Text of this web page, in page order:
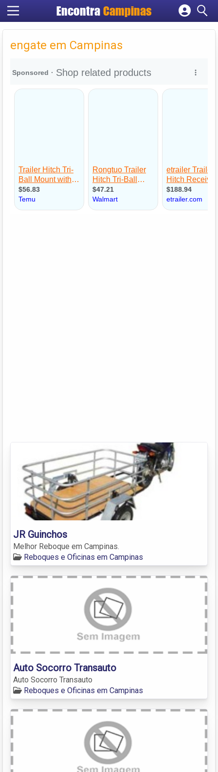
Encontra Campinas
Cadastrar empresa
Criar conta
engate em Campinas
JR Guinchos
Melhor Reboque em Campinas.
Reboques e Oficinas em Campinas
Auto Socorro Transauto
Auto Socorro Transauto
Reboques e Oficinas em Campinas